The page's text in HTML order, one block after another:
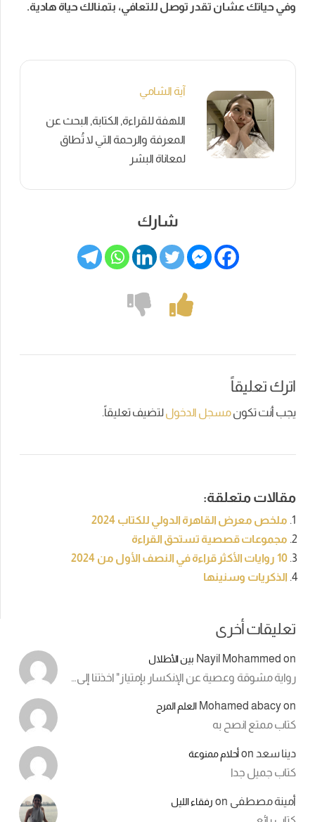
وفي حياتك عشان تقدر توصل للتعافي، بتمنالك حياة هادية.
آية الشامي
اللهفة للقراءة, الكتابة, البحث عن
المعرفة والرحمة التي لا تُطاق
لمعاناة البشر
شارك
اترك تعليقاً
يجب أنت تكونمسجل الدخوللتضيف تعليقاً.
مقالات متعلقة:
ملخص معرض القاهرة الدولي للكتاب 2024
مجموعات قصصية تستحق القراءة
10 روايات الأكثر قراءة في النصف الأول من 2024
الذكريات وسنينها
تعليقات أخرى
Nayil Mohammed on بين الأطلال
رواية مشوقة وعصية عن الإنكسار بإمتياز" اخذتنا إلى…
Mohamed abacyon العلم المرح
كتاب ممتع انصح به
دينا سعد onأحلام ممنوعة
كتاب جميل جدا
أمينة مصطفى on رفقاء الليل